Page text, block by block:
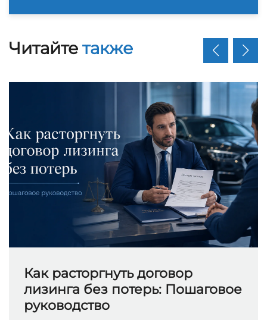
Читайте также
Как расторгнуть договор
лизинга без потерь: Пошаговое
руководство